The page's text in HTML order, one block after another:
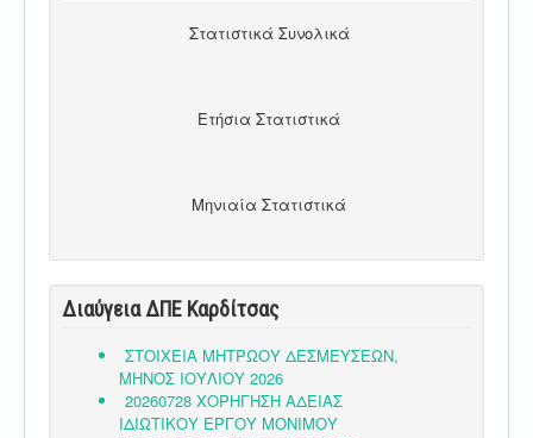
Στατιστικά Συνολικά
Ετήσια Στατιστικά
Μηνιαία Στατιστικά
Διαύγεια ΔΠΕ Καρδίτσας